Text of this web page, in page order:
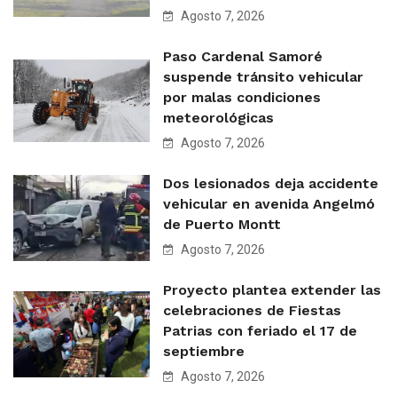
Agosto 7, 2026
Paso Cardenal Samoré
suspende tránsito vehicular
por malas condiciones
meteorológicas
Agosto 7, 2026
Dos lesionados deja accidente
vehicular en avenida Angelmó
de Puerto Montt
Agosto 7, 2026
Proyecto plantea extender las
celebraciones de Fiestas
Patrias con feriado el 17 de
septiembre
Agosto 7, 2026